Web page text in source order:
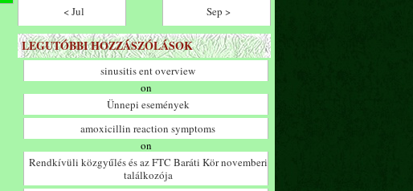
< Jul
Sep >
LEGUTÓBBI HOZZÁSZÓLÁSOK
sinusitis ent overview
on
Ünnepi események
amoxicillin reaction symptoms
on
Rendkívüli közgyűlés és az FTC Baráti Kör novemberi
találkozója